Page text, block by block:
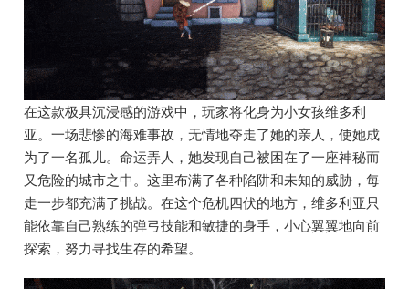
在这款极具沉浸感的游戏中，玩家将化身为小女孩维多利
亚。一场悲惨的海难事故，无情地夺走了她的亲人，使她成
为了一名孤儿。命运弄人，她发现自己被困在了一座神秘而
又危险的城市之中。这里布满了各种陷阱和未知的威胁，每
走一步都充满了挑战。在这个危机四伏的地方，维多利亚只
能依靠自己熟练的弹弓技能和敏捷的身手，小心翼翼地向前
探索，努力寻找生存的希望。